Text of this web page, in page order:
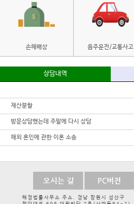
손해배상 음주운전/교통사고
상담내역
재산분할
방문상담했는데 주말에 다시 상담
해외 혼인에 관한 이혼 소송
해정법률사무소 주소. 경남 창원시 성산구